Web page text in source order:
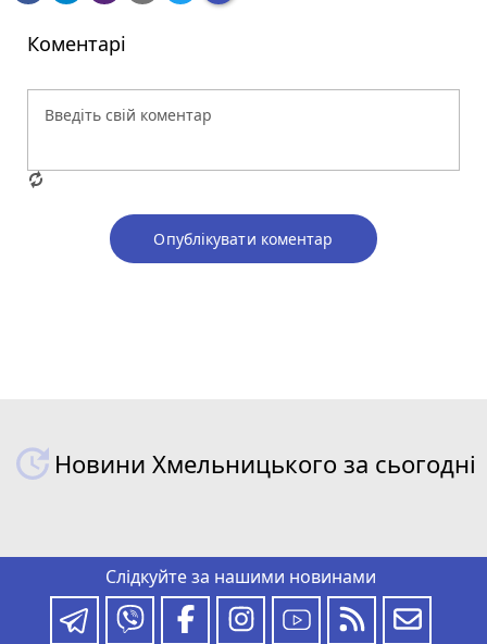
Коментарі
Опублікувати коментар
Новини Хмельницького за сьогодні
Слідкуйте за нашими новинами